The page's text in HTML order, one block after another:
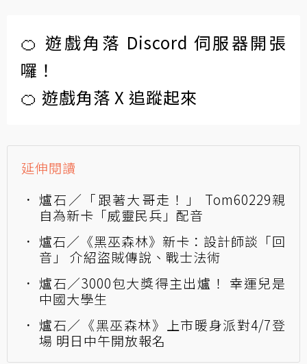
🍊 遊戲角落 Discord 伺服器開張
囉！
🍊 遊戲角落 X 追蹤起來
延伸閱讀
爐石／「跟著大哥走！」 Tom60229親
自為新卡「威靈民兵」配音
爐石／《黑巫森林》新卡：設計師談「回
音」 介紹盜賊傳說、戰士法術
爐石／3000包大獎得主出爐！ 幸運兒是
中國大學生
爐石／《黑巫森林》上市暖身派對4/7登
場 明日中午開放報名